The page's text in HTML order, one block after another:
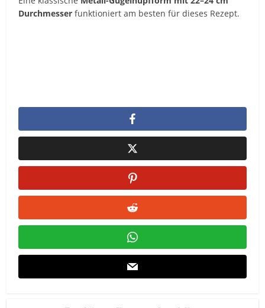
Durchmesser funktioniert am besten für dieses Rezept.